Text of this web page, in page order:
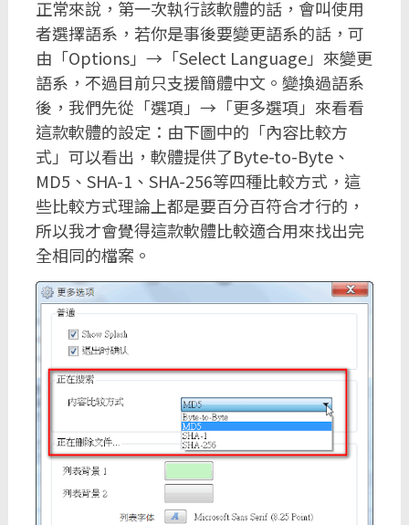
正常來說，第一次執行該軟體的話，會叫使用
者選擇語系，若你是事後要變更語系的話，可
由「Options」→「Select Language」來變更
語系，不過目前只支援簡體中文。變換過語系
後，我們先從「選項」→「更多選項」來看看
這款軟體的設定：由下圖中的「內容比較方
式」可以看出，軟體提供了Byte-to-Byte、
MD5、SHA-1、SHA-256等四種比較方式，這
些比較方式理論上都是要百分百符合才行的，
所以我才會覺得這款軟體比較適合用來找出完
全相同的檔案。